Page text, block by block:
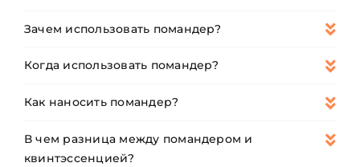
Зачем использовать помандер?
Когда использовать помандер?
Как наносить помандер?
В чем разница между помандером и
квинтэссенцией?